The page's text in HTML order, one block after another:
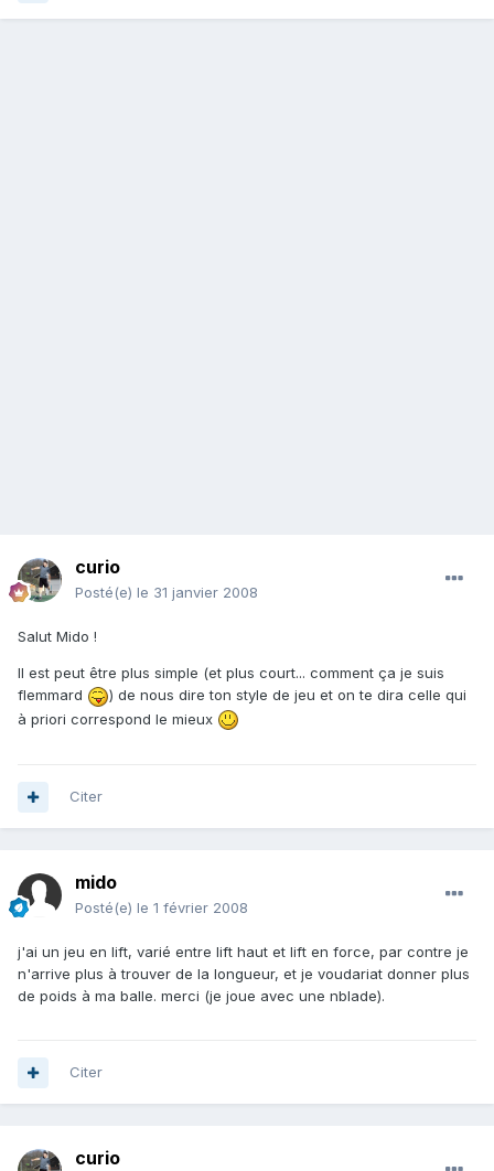
curio
Posté(e) le 31 janvier 2008
Salut Mido !
Il est peut être plus simple (et plus court... comment ça je suis
flemmard
) de nous dire ton style de jeu et on te dira celle qui
à priori correspond le mieux
Citer
mido
Posté(e) le 1 février 2008
j'ai un jeu en lift, varié entre lift haut et lift en force, par contre je
n'arrive plus à trouver de la longueur, et je voudariat donner plus
de poids à ma balle. merci (je joue avec une nblade).
Citer
curio